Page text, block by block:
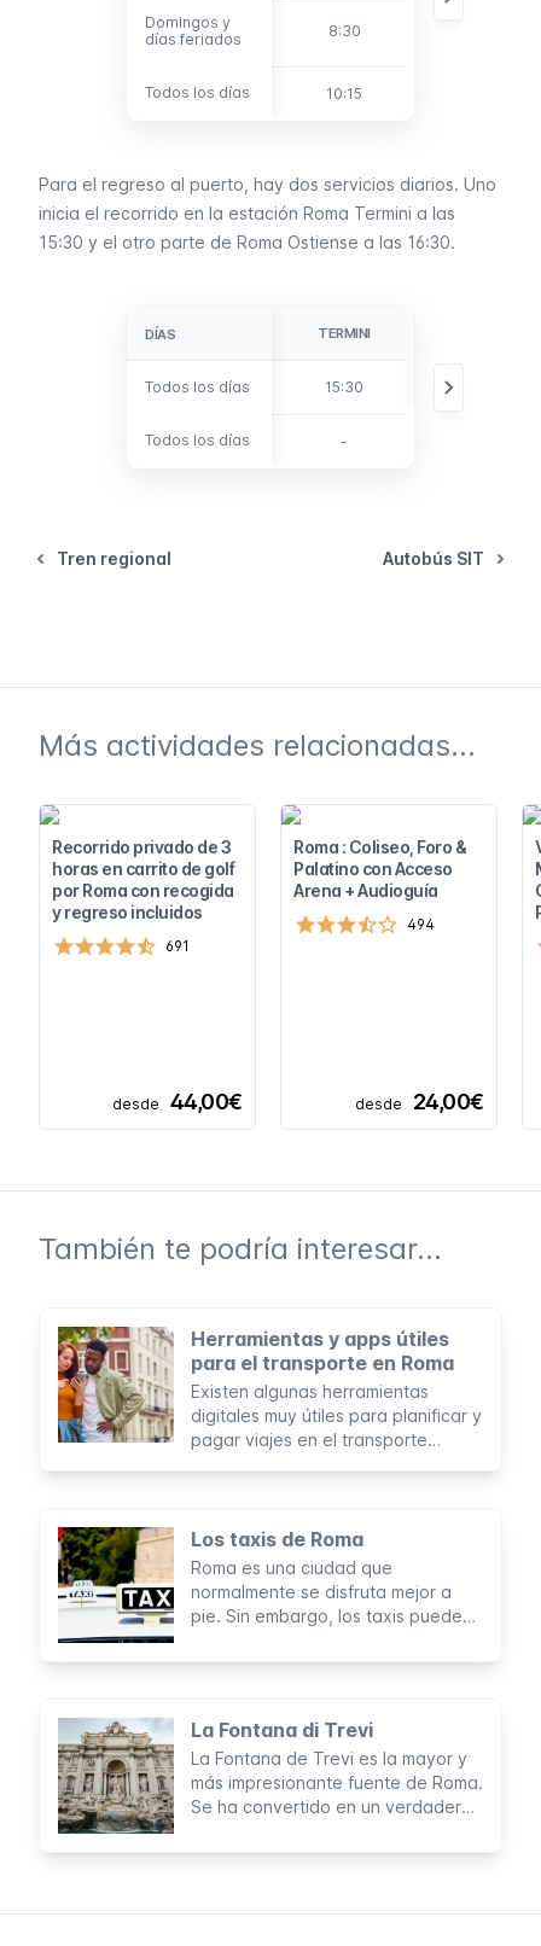
Domingos y
días feriados
Todos los días
Domingos y
días feriados
8:30
Todos los días 10:15
Para el regreso al puerto, hay dos servicios diarios. Uno
inicia el recorrido en la estación Roma Termini a las
15:30 y el otro parte de Roma Ostiense a las 16:30.
DÍAS
Todos los días
Todos los días
DÍAS TERMINI
Todos los días 15:30
Todos los días -
Tren regional Autobús SIT
Más actividades relacionadas...
Recorrido privado de 3
horas en carrito de golf
por Roma con recogida
y regreso incluidos
691
desde 44,00€
Roma : Coliseo, Foro &
Palatino con Acceso
Arena + Audioguía
494
desde 24,00€
También te podría interesar...
Herramientas y apps útiles
para el transporte en Roma
Existen algunas herramientas
digitales muy útiles para planificar y
pagar viajes en el transporte
internet o, en algunos casos, un
ordenador portátil.
Los taxis de Roma
Roma es una ciudad que
normalmente se disfruta mejor a
pie. Sin embargo, los taxis pueden
largos, especialmente si viajas con
La Fontana di Trevi
La Fontana de Trevi es la mayor y
más impresionante fuente de Roma.
Se ha convertido en un verdadero
por millones de turistas cada año.